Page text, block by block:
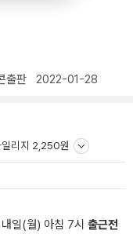
출판 2022-01-28
일리지 2,250원
일(월) 아침 7시 출근전